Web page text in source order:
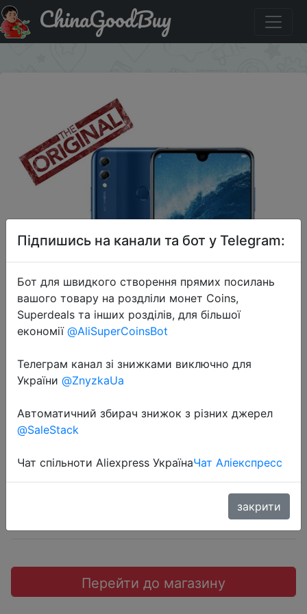
Знижка на Huawei Huawei Honor 8X Max версия 4/64 ГБ
ChinaGoodBuy
2018-09-09
Huawei Huawei Honor 8X Max
версия 4/64 ГБ
$265.99
Перейти до магазину
Підпишись на канали та бот у Telegram:
Бот для швидкого створення прямих посилань
вашого товару на роздліли монет Coins,
Superdeals та інших розділів, для більшої
економії @AliSuperCoinsBot
Телеграм канал зі знижками виключно для
України @ZnyzkaUa
Автоматичний збирач знижок з різних джерел
@SaleStack
Чат спільноти Aliexpress УкраїнаЧат Аліекспресс
закрити